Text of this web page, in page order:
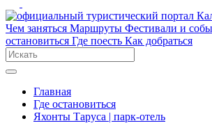
Чем заняться Маршруты Фестивали и
остановиться Где поесть Как добраться
Главная
Где остановиться
Яхонты Таруса | парк-отель